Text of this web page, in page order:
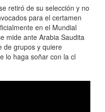
retiró de su selección y no
para el certamen
en el Mundial
mide ante Arabia Saudita
de grupos y quiere
lo haga soñar con la cl